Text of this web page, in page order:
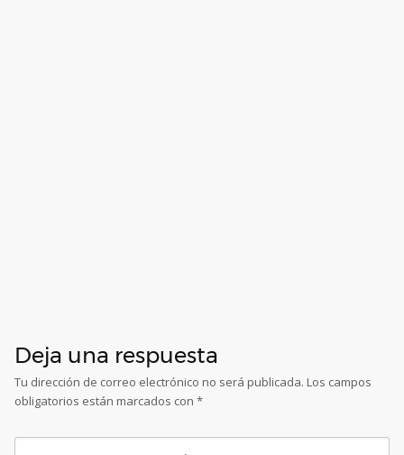
Deja una respuesta
Tu dirección de correo electrónico no será publicada. Los campos
obligatorios están marcados con *